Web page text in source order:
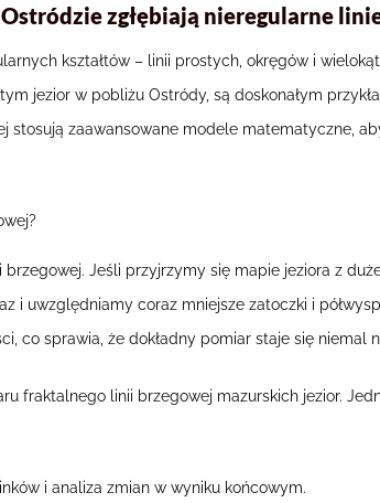
zgłębiają nieregularne
kształtów – linii prostych, okręgów i
jezior w pobliżu Ostródy, są doskonałym
zaawansowane modele matematyczne,
Jeśli przyjrzymy się mapie jeziora z
i uwzględniamy coraz mniejsze zatoczki i
co sprawia, że dokładny pomiar staje się niemal
fraktalnego linii brzegowej mazurskich jezior.
i analiza zmian w wyniku końcowym.